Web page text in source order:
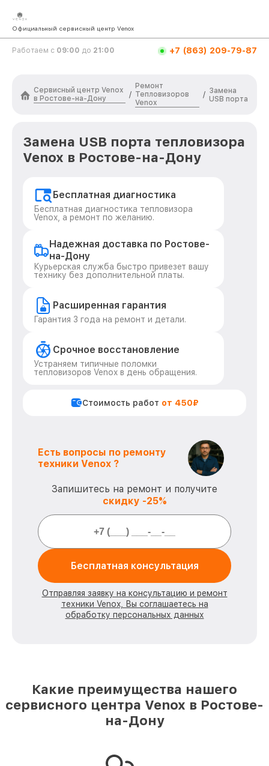
Официальный сервисный центр Venox
Работаем с 09:00 до 21:00 +7 (863) 209-79-87
Сервисный центр Venox
в Ростове-на-Дону
/
Ремонт
Тепловизоров
Venox
/ Замена
USB порта
Замена USB порта тепловизора
Venox в Ростове-на-Дону
Бесплатная диагностика
Бесплатная диагностика тепловизора
Venox, а ремонт по желанию.
Надежная доставка по Ростове-
на-Дону
Курьерская служба быстро привезет вашу
технику без дополнительной платы.
Расширенная гарантия
Гарантия 3 года на ремонт и детали.
Срочное восстановление
Устраняем типичные поломки
тепловизоров Venox в день обращения.
Стоимость работ от 450₽
Есть вопросы по ремонту
техники Venox ?
Запишитесь на ремонт и получите
скидку -25%
Бесплатная консультация
Отправляя заявку на консультацию и ремонт
техники Venox, Вы соглашаетесь на
обработку персональных данных
Какие преимущества нашего
сервисного центра Venox в Ростове-
на-Дону